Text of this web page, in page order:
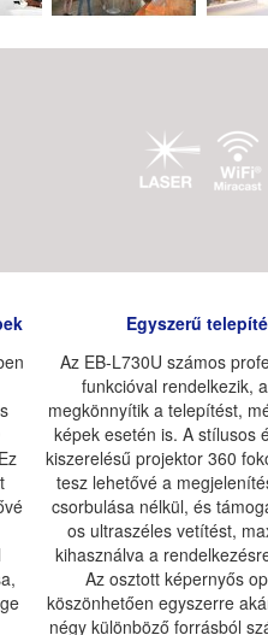
Egyszerű
Az EB-L730U számos
funkcióval rendelkezik,
megkönnyítik a telepítést,
képek esetén is. A stílusos
kiszerelésű projektor 360
tesz lehetővé a
csorbulása nélkül, és
os ultraszéles vetítést,
kihasználva a
Az osztott képernyős
köszönhetően egyszerre
négy különböző forrásból